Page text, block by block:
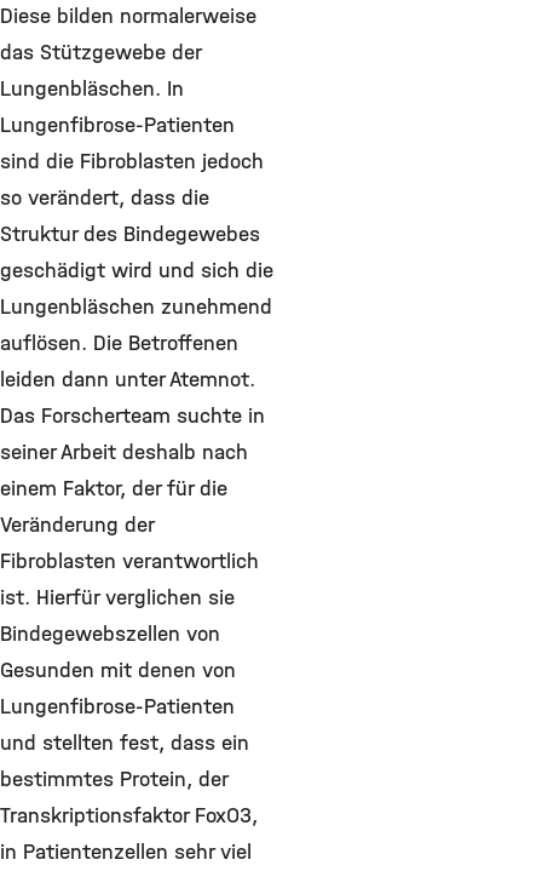
Diese bilden normalerweise
das Stützgewebe der
Lungenbläschen. In
Lungenfibrose-Patienten
sind die Fibroblasten jedoch
so verändert, dass die
Struktur des Bindegewebes
geschädigt wird und sich die
Lungenbläschen zunehmend
auflösen. Die Betroffenen
leiden dann unter Atemnot.
Das Forscherteam suchte in
seiner Arbeit deshalb nach
einem Faktor, der für die
Veränderung der
Fibroblasten verantwortlich
ist. Hierfür verglichen sie
Bindegewebszellen von
Gesunden mit denen von
Lungenfibrose-Patienten
und stellten fest, dass ein
bestimmtes Protein, der
Transkriptionsfaktor FoxO3,
in Patientenzellen sehr viel